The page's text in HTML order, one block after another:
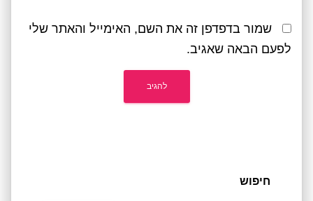
שמור בדפדפן זה את השם, האימייל והאתר שלי
לפעם הבאה שאגיב.
חיפוש